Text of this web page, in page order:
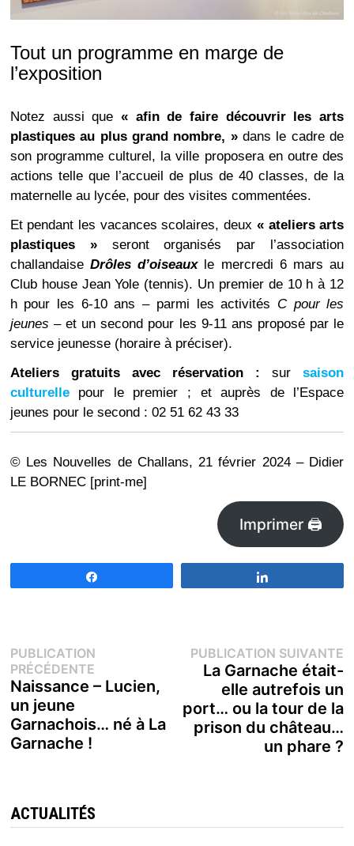
Tout un programme en marge de
l’exposition
Notez aussi que « afin de faire découvrir les arts
plastiques au plus grand nombre, »dans le cadre de
son programme culturel, la ville proposera en outre des
actions telle que l’accueil de plus de 40 classes, de la
maternelle au lycée, pour des visites commentées.
Et pendant les vacances scolaires, deux « ateliers arts
plastiques »seront organisés par l’association
challandaise Drôles d’oiseauxle mercredi 6 mars au
Club house Jean Yole (tennis). Un premier de 10 h à 12
h pour les 6-10 ans – parmi les activités C pour les
jeunes – et un second pour les 9-11 ans proposé par le
service jeunesse (horaire à préciser).
Ateliers gratuits avec réservation :
sursaison
culturellepour le premier ; et auprès de l’Espace
jeunes pour le second : 02 51 62 43 33
© Les Nouvelles de Challans, 21 février 2024 – Didier
LE BORNEC [print-me]
Imprimer 🖨
Navigation
de
l’article
PUBLICATION
PRÉCÉDENTEPublication
précédente :
Naissance – Lucien,
un jeune
Garnachois… né à La
Garnache !
PUBLICATION SUIVANTE
La Garnache était-
elle autrefois un
port… ou la tour de la
prison du château…
un phare ?
ACTUALITÉS